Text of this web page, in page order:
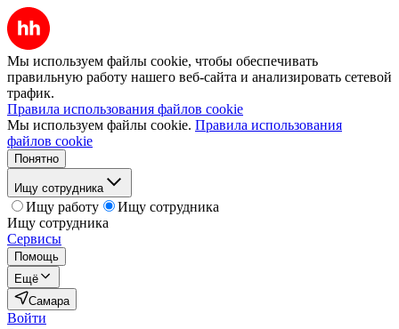
Мы используем файлы cookie, чтобы обеспечивать
правильную работу нашего веб-сайта и анализировать сетевой
трафик.
Правила использования файлов cookie
Мы используем файлы cookie. Правила использования
файлов cookie
Понятно
Ищу сотрудника
Ищу работу
Ищу сотрудника
Ищу сотрудника
Сервисы
Помощь
Ещё
Самара
Войти